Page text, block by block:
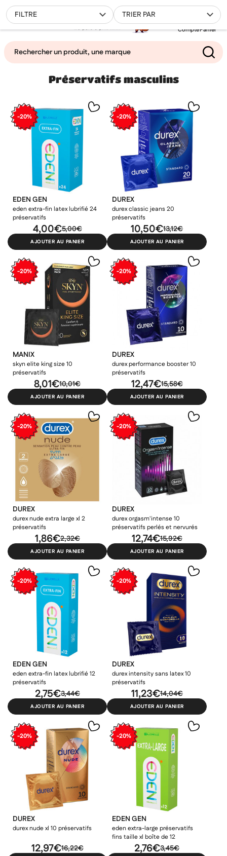
Compte
0
Panier
Filtrer
Mes favoris
TRIER PAR
FILTRE
Préservatifs masculins
-20%
EDEN GEN
eden extra-fin latex lubrifié 24
préservatifs
5,00€
4,00€
AJOUTER AU PANIER
-20%
DUREX
durex classic jeans 20
préservatifs
13,12€
10,50€
AJOUTER AU PANIER
-20%
MANIX
skyn elite king size 10
préservatifs
10,01€
8,01€
AJOUTER AU PANIER
-20%
DUREX
durex performance booster 10
préservatifs
15,58€
12,47€
AJOUTER AU PANIER
-20%
DUREX
durex nude extra large xl 2
préservatifs
2,32€
1,86€
AJOUTER AU PANIER
-20%
DUREX
durex orgasm'intense 10
préservatifs perlés et nervurés
15,92€
12,74€
AJOUTER AU PANIER
-20%
EDEN GEN
eden extra-fin latex lubrifié 12
préservatifs
3,44€
2,75€
AJOUTER AU PANIER
-20%
DUREX
durex intensity sans latex 10
préservatifs
14,04€
11,23€
AJOUTER AU PANIER
-20%
DUREX
durex nude xl 10 préservatifs
16,22€
12,97€
-20%
EDEN GEN
eden extra-large préservatifs
fins taille xl boîte de 12
3,45€
2,76€